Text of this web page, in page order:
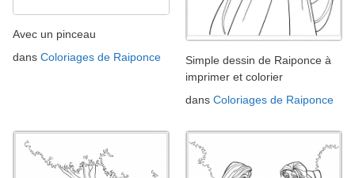
Avec un pinceau
dans Coloriages de Raiponce
Simple dessin de Raiponce à
imprimer et colorier
dans Coloriages de Raiponce